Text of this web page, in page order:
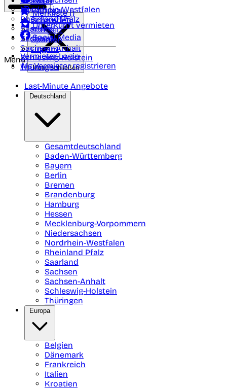
Nordrhein-Westfalen
Rheinland Pfalz
Saarland
Sachsen
Sachsen-Anhalt
Schleswig-Holstein
Thüringen
Portugal
Schweden
Schweiz
Spanien
Ungarn
Merkliste ()
Unterkunft vermieten
Social Media
Vermieter-Login
Als Vermieter registrieren
Menü
Menü schließen
Last-Minute Angebote
Deutschland
Gesamtdeutschland
Baden-Württemberg
Bayern
Berlin
Bremen
Brandenburg
Hamburg
Hessen
Mecklenburg-Vorpommern
Niedersachsen
Nordrhein-Westfalen
Rheinland Pfalz
Saarland
Sachsen
Sachsen-Anhalt
Schleswig-Holstein
Thüringen
Europa
Belgien
Dänemark
Frankreich
Italien
Kroatien